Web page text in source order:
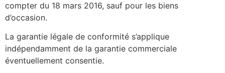
compter du 18 mars 2016, sauf pour les biens
d’occasion.
La garantie légale de conformité s’applique
indépendamment de la garantie commerciale
éventuellement consentie.